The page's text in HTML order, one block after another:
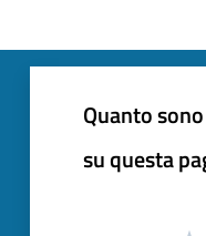
Quanto
su questa